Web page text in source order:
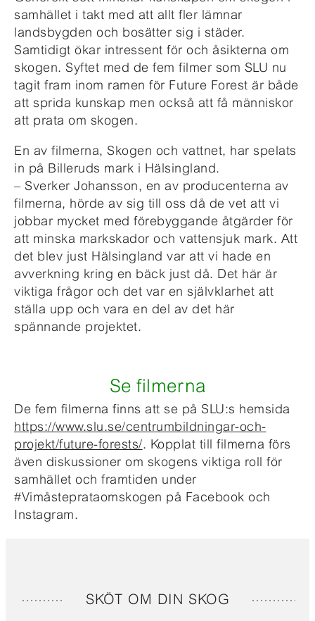
samhället i takt med att allt fler lämnar
landsbygden och bosätter sig i städer.
Samtidigt ökar intressent för och åsikterna om
skogen. Syftet med de fem filmer som SLU nu
tagit fram inom ramen för Future Forest är både
att sprida kunskap men också att få människor
att prata om skogen.
En av filmerna, Skogen och vattnet, har spelats
in på Billeruds mark i Hälsingland.
– Sverker Johansson, en av producenterna av
filmerna, hörde av sig till oss då de vet att vi
jobbar mycket med förebyggande åtgärder för
att minska markskador och vattensjuk mark. Att
det blev just Hälsingland var att vi hade en
avverkning kring en bäck just då. Det här är
viktiga frågor och det var en självklarhet att
ställa upp och vara en del av det här
spännande projektet.
Se filmerna
De fem filmerna finns att se på SLU:s hemsida
https://www.slu.se/centrumbildningar-och-
projekt/future-forests/. Kopplat till filmerna förs
även diskussioner om skogens viktiga roll för
samhället och framtiden under
#Vimåsteprataomskogen på Facebook och
Instagram.
SKÖT OM DIN SKOG